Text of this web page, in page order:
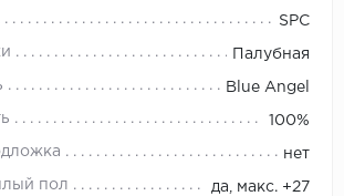
SPC
Палубная
Blue Angel
100%
нет
пол да, макс. +27